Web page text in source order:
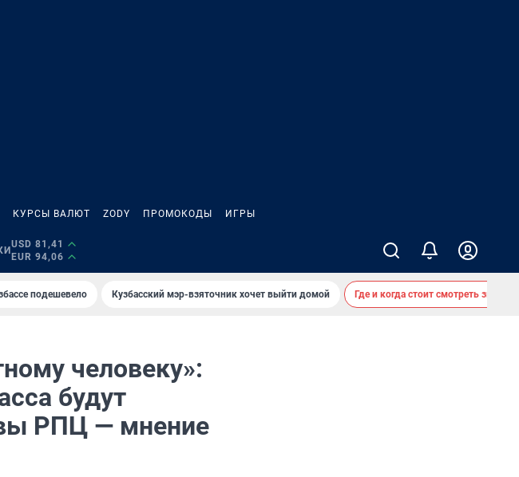
КУРСЫ ВАЛЮТ ZODY ПРОМОКОДЫ ИГРЫ
USD 81,41
EUR 94,06
подешевело Кузбасский мэр-взяточник хочет выйти домой Где и когда стоит смотреть
человеку»:
будут
РПЦ — мнение